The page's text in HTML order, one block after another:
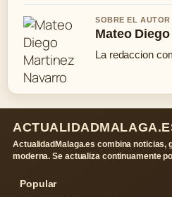
SOBRE EL AUTOR
Mateo
La redaccion
ActualidadMalaga.es combina noticias,
moderna. Se actualiza continuamente
Popular